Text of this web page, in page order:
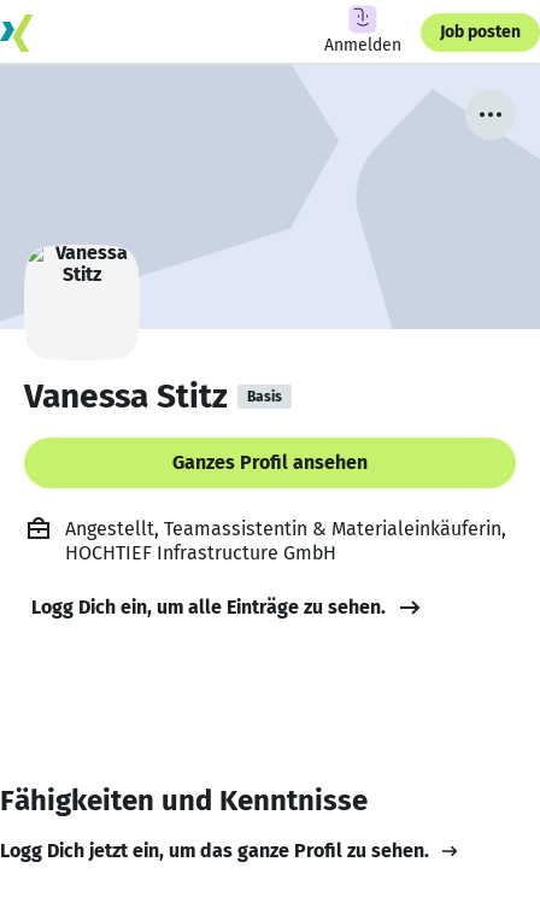
Anmelden
Job posten
Vanessa Stitz Basis
Ganzes Profil ansehen
Angestellt, Teamassistentin & Materialeinkäuferin,
HOCHTIEF Infrastructure GmbH
Logg Dich ein, um alle Einträge zu sehen.
Fähigkeiten und Kenntnisse
Logg Dich jetzt ein, um das ganze Profil zu sehen.